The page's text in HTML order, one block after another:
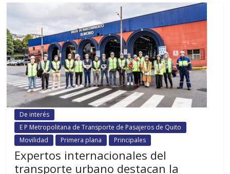
De interés
E P Metropolitana de Transporte de Pasajeros de Quito
Movilidad
Primera plana Principales
Expertos internacionales del
transporte urbano destacan la